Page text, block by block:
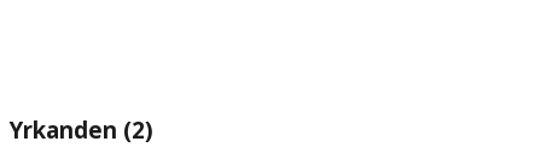
Yrkanden (2)